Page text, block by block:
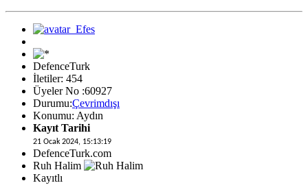
DefenceTurk
İletiler: 454
Üyeler No :60927
Durumu:Çevrimdışı
Konumu: Aydın
Kayıt Tarihi
21 Ocak 2024, 15:13:19
DefenceTurk.com
Ruh Halim
Kayıtlı